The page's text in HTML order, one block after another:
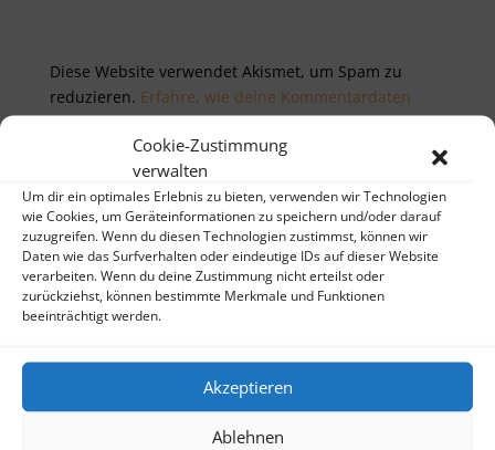
Cookie-Zustimmung
verwalten
Um dir ein optimales Erlebnis zu bieten, verwenden wir Technologien
wie Cookies, um Geräteinformationen zu speichern und/oder darauf
zuzugreifen. Wenn du diesen Technologien zustimmst, können wir
Daten wie das Surfverhalten oder eindeutige IDs auf dieser Website
verarbeiten. Wenn du deine Zustimmung nicht erteilst oder
zurückziehst, können bestimmte Merkmale und Funktionen
beeinträchtigt werden.
Akzeptieren
Ablehnen
Diese Website verwendet Akismet, um Spam zu
reduzieren. Erfahre, wie deine Kommentardaten
verarbeitet werden.
Neueste Beiträge
Notizen aus Palermo
Lincoln – Edinburgh – Isle of Mull
Notizen aus Budapest
Auf den Spuren der Katharer